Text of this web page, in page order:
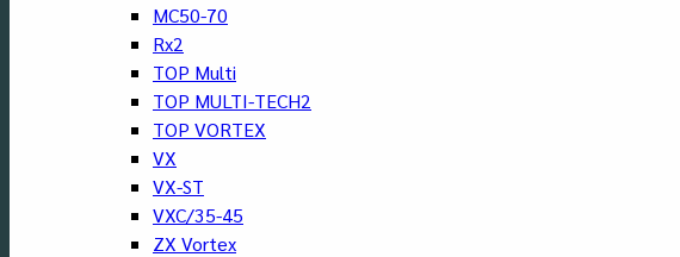
MC50-70
Rx2
TOP Multi
TOP MULTI-TECH2
TOP VORTEX
VX
VX-ST
VXC/35-45
ZX Vortex